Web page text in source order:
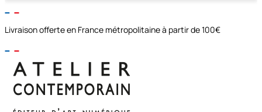
Livraison offerte en France métropolitaine à partir de 100€